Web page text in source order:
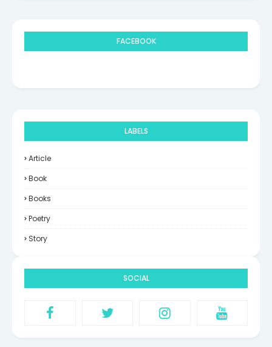
FACEBOOK
LABELS
Article
Book
Books
Poetry
Story
SOCIAL